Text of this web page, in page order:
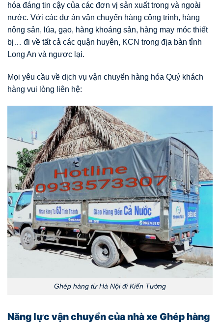
hóa đáng tin cậy của các đơn vị sản xuất trong và ngoài
nước. Với các dự án vận chuyển hàng công trình, hàng
nông sản, lúa, gạo, hàng khoáng sản, hàng may móc thiết
bị… đi về tất cả các quận huyên, KCN trong địa bàn tỉnh
Long An và ngược lại.
Mọi yêu cầu về dịch vụ vận chuyển hàng hóa Quý khách
hàng vui lòng liên hệ:
Ghép hàng từ Hà Nội đi Kiến Tường
Năng lực vận chuyển của nhà xe Ghép hàng